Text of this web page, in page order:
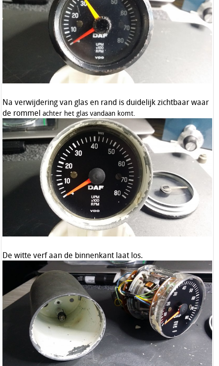
Na verwijdering van glas en rand is duidelijk zichtbaar waar
de rommel achter het glas vandaan komt.
De witte verf aan de binnenkant laat los.